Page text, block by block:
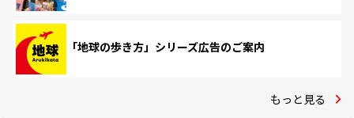
「地球の歩き方」シリーズ広告のご案内
もっと見る